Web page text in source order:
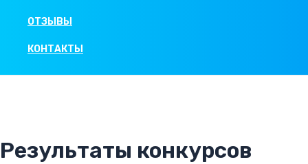
ОТЗЫВЫ
КОНТАКТЫ
Результаты конкурсов